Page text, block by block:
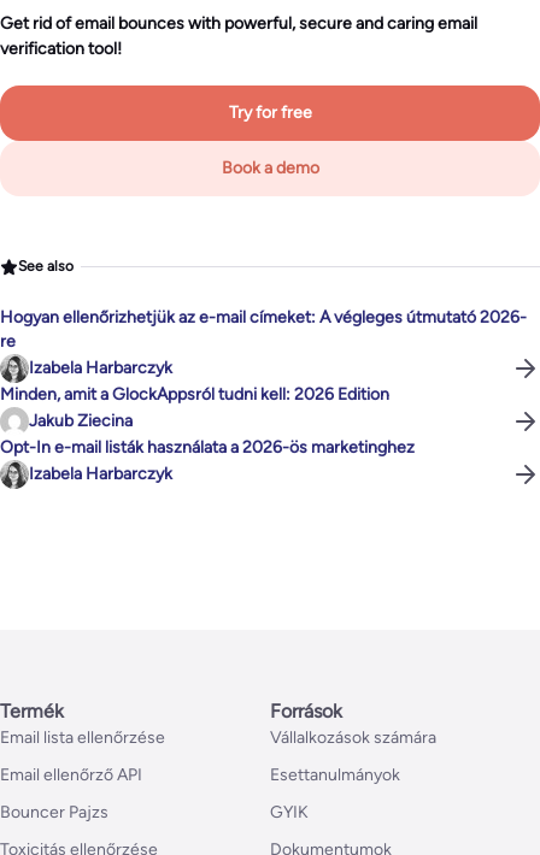
Get rid of email bounces with powerful, secure and caring email
verification tool!
Try for free
Book a demo
See also
Hogyan ellenőrizhetjük az e-mail címeket: A végleges útmutató 2026-
re
Izabela Harbarczyk
Minden, amit a GlockAppsról tudni kell: 2026 Edition
Jakub Ziecina
Opt-In e-mail listák használata a 2026-ös marketinghez
Izabela Harbarczyk
Termék
Email lista ellenőrzése
Email ellenőrző API
Bouncer Pajzs
Toxicitás ellenőrzése
Források
Vállalkozások számára
Esettanulmányok
GYIK
Dokumentumok